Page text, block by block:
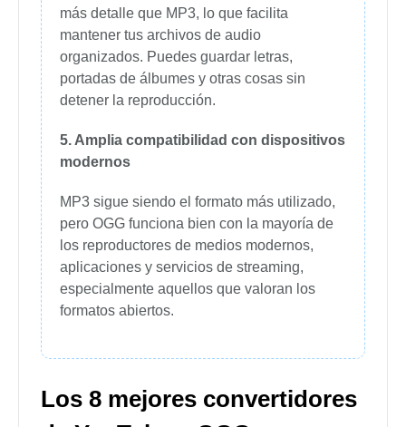
más detalle que MP3, lo que facilita
mantener tus archivos de audio
organizados. Puedes guardar letras,
portadas de álbumes y otras cosas sin
detener la reproducción.
5. Amplia compatibilidad con dispositivos
modernos
MP3 sigue siendo el formato más utilizado,
pero OGG funciona bien con la mayoría de
los reproductores de medios modernos,
aplicaciones y servicios de streaming,
especialmente aquellos que valoran los
formatos abiertos.
Los 8 mejores convertidores